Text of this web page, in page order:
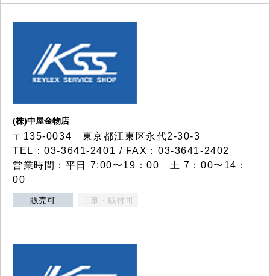
(株)中屋金物店
〒135-0034 東京都江東区永代2-30-3
TEL：03-3641-2401 / FAX：03-3641-2402
営業時間：平日 7:00〜19：00 土 7：00〜14：
00
販売可 工事・取付可